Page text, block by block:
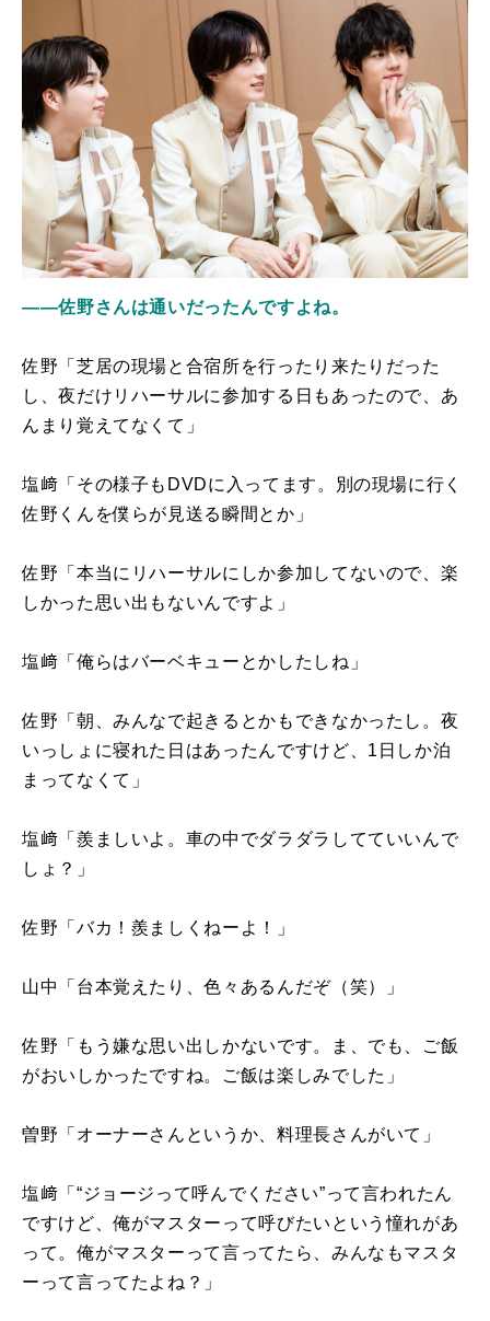
――佐野さんは通いだったんですよね。
佐野「芝居の現場と合宿所を行ったり来たりだった
し、夜だけリハーサルに参加する日もあったので、あ
んまり覚えてなくて」
塩﨑「その様子もDVDに入ってます。別の現場に行く
佐野くんを僕らが見送る瞬間とか」
佐野「本当にリハーサルにしか参加してないので、楽
しかった思い出もないんですよ」
塩﨑「俺らはバーベキューとかしたしね」
佐野「朝、みんなで起きるとかもできなかったし。夜
いっしょに寝れた日はあったんですけど、1日しか泊
まってなくて」
塩﨑「羨ましいよ。車の中でダラダラしてていいんで
しょ？」
佐野「バカ！羨ましくねーよ！」
山中「台本覚えたり、色々あるんだぞ（笑）」
佐野「もう嫌な思い出しかないです。ま、でも、ご飯
がおいしかったですね。ご飯は楽しみでした」
曽野「オーナーさんというか、料理長さんがいて」
塩﨑「“ジョージって呼んでください”って言われたん
ですけど、俺がマスターって呼びたいという憧れがあ
って。俺がマスターって言ってたら、みんなもマスタ
ーって言ってたよね？」